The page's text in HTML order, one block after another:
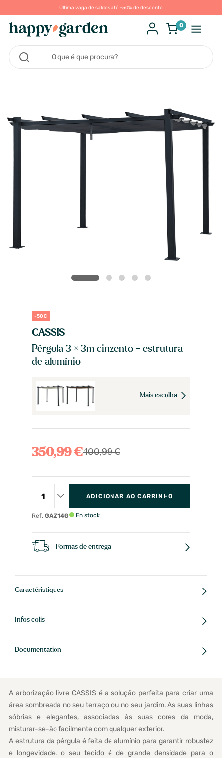
Última vaga de saldos até -50% de desconto
0
-50€
CASSIS
Pérgola 3 × 3m cinzento - estrutura
de alumínio
Mais escolha
350,99 €400,99 €
Ref. GAZ14G
ADICIONAR AO CARRINHO
En stock
Formas de entrega
Caractéristiques
Infos colis
Documentation
A arborização livre CASSIS é a solução perfeita para criar uma
área sombreada no seu terraço ou no seu jardim. As suas linhas
sóbrias e elegantes, associadas às suas cores da moda,
misturar-se-ão facilmente com qualquer exterior.
A estrutura da pérgula é feita de alumínio para garantir robustez
e longevidade, o seu tecido é de grande densidade para o